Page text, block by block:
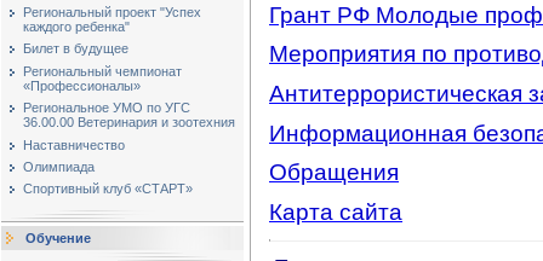
Региональный проект "Успех
каждого ребенка"
Билет в будущее
Региональный чемпионат
«Профессионалы»
Региональное УМО по УГС
36.00.00 Ветеринария и зоотехния
Наставничество
Олимпиада
Спортивный клуб «СТАРТ»
Обучение
Грант РФ Молодые
Мероприятия по
Антитеррористическая
Информационная
Обращения
Карта сайта